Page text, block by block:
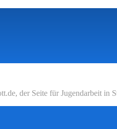
der Seite für Jugendarbeit in